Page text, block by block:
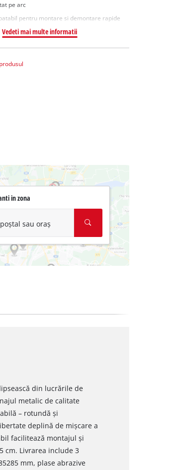
pe arc
pentru montare si demontare rapide
Vedeti mai multe informatii
in zona
sau oraș
din lucrările de
metalic de calitate
– rotundă și
deplină de mișcare a
facilitează montajul și
cm. Livrarea include 3
mm, plase abrazive